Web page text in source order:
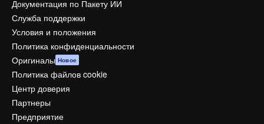
Документация по Пакету ИИ
Служба поддержки
Условия и положения
Политика конфиденциальности
Оригиналы Новое
Политика файлов cookie
Центр доверия
Партнеры
Предприятие